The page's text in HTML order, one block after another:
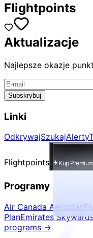
Flightpoints
Aktualizacje
Najlepsze okazje
Subskrybuj
Linki
OdkrywajSzukajAlerty
Flightpoints Kup Premium
Programy
Air Canada Aeroplan
PlanEmirates
programs →